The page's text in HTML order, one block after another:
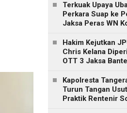
Terkuak Upaya
Perkara Suap ke
Jaksa Peras WN
Hakim Kejutkan
Chris Kelana
OTT 3 Jaksa
Kapolresta
Turun Tangan
Praktik Rentenir